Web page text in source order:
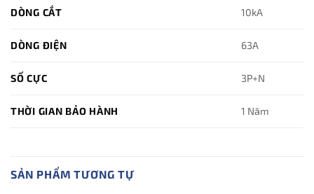
DÒNG CẮT 10kA
DÒNG ĐIỆN 63A
SỐ CỰC 3P+N
THỜI GIAN BẢO HÀNH 1 Năm
SẢN PHẨM TƯƠNG TỰ